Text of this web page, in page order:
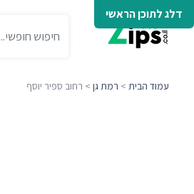
דלג לתוכן הראשי
עמוד הבית > רמת גן > רחוב ספיר יוסף